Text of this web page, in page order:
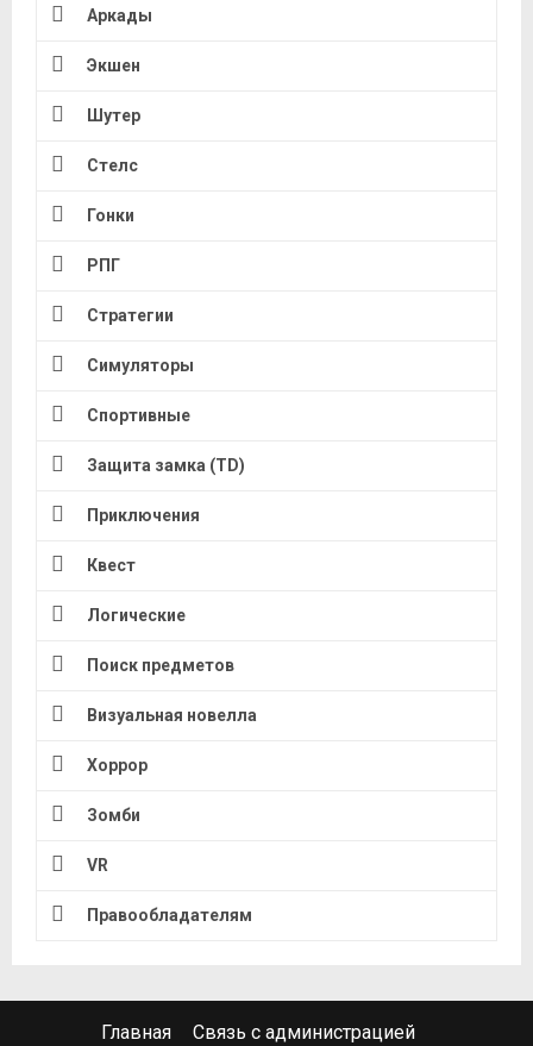
Аркады
Экшен
Шутер
Стелс
Гонки
РПГ
Стратегии
Симуляторы
Спортивные
Защита замка (TD)
Приключения
Квест
Логические
Поиск предметов
Визуальная новелла
Хоррор
Зомби
VR
Правообладателям
Главная Связь с администрацией